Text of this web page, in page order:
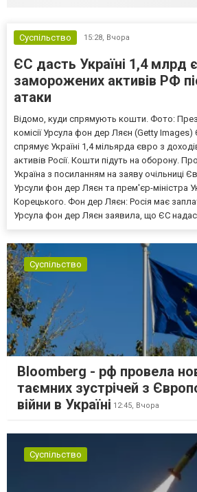
Суспільство 15:28, Вчора
ЄС дасть Україні 1,4 млрд
заморожених активів РФ
атаки
Відомо, куди спрямують кошти. Фото:
комісії Урсула фон дер Ляєн (Getty
спрямує Україні 1,4 мільярда євро з
активів Росії. Кошти підуть на оборону.
Україна з посиланням на заяву очільниці
Урсули фон дер Ляєн та прем'єр-міністра
Корецького. Фон дер Ляєн: Росія має
Урсула фон дер Ляєн заявила, що ЄС
Суспільство
Bloomberg - рф провела
таємних зустрічей з
війни в Україні 12:45, Вчора
Суспільство